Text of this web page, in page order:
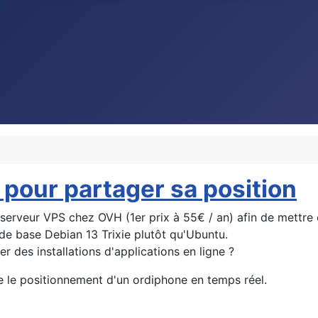
partager sa position
VPS chez OVH (1er prix à 55€ / an) afin de
base Debian 13 Trixie plutôt qu'Ubuntu.
des installations d'applications en ligne ?
positionnement d'un ordiphone en temps réel.